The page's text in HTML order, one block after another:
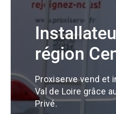
région
Proxiserve vend et
Val de Loire grâce
Privé.